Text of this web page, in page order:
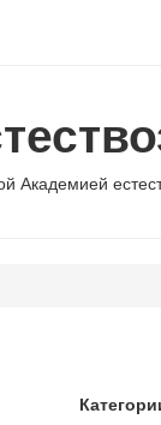
Академией